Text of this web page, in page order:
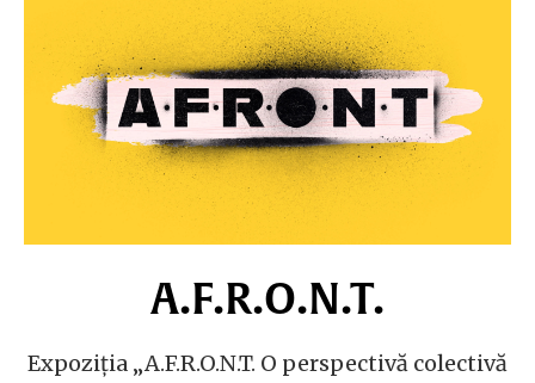
A.F.R.O.N.T.
Expoziția „A.F.R.O.N.T. O perspectivă colectivă